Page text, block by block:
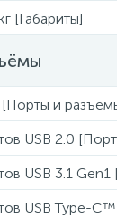
[Габариты]
и
USB 2.0
USB 3.1
USB Type-